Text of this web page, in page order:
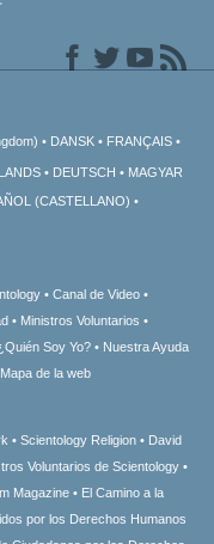
DANSK FRANÇAIS
DEUTSCH
MAGYAR
(CASTELLANO)
Canal de Video
Ministros Voluntarios
Soy Yo?
Nuestra Ayuda
Mapa de la web
Scientology Religion
David
Voluntarios de Scientology
Magazine
El Camino a la
por los Derechos Humanos